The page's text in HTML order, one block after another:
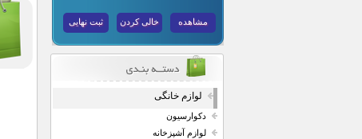
مشاهده خالی کردن ثبت نهایی
لوازم خانگی
دکوارسیون
لوازم آشپزخانه